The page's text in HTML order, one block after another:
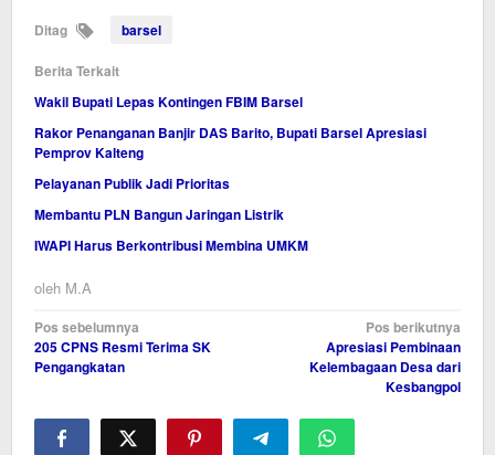
Ditag barsel
Berita Terkait
Wakil Bupati Lepas Kontingen FBIM Barsel
Rakor Penanganan Banjir DAS Barito, Bupati Barsel Apresiasi
Pemprov Kalteng
Pelayanan Publik Jadi Prioritas
Membantu PLN Bangun Jaringan Listrik
IWAPI Harus Berkontribusi Membina UMKM
oleh M.A
Navigasi
pos
Pos sebelumnya
205 CPNS Resmi Terima SK
Pengangkatan
Pos berikutnya
Apresiasi Pembinaan
Kelembagaan Desa dari
Kesbangpol